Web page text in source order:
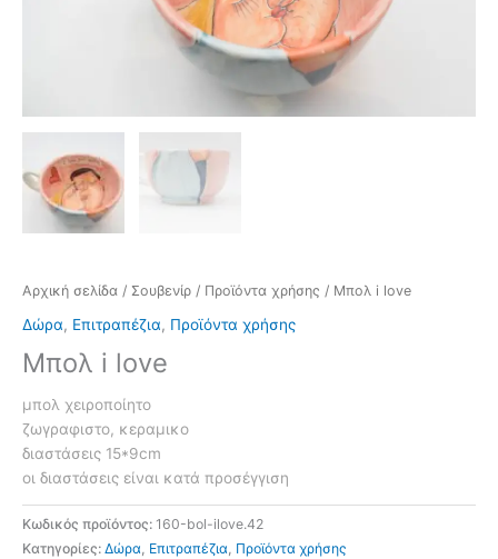
Αρχική σελίδα / Σουβενίρ / Προϊόντα χρήσης / Μπολ i love
Δώρα, Επιτραπέζια, Προϊόντα χρήσης
Μπολ i love
μπολ χειροποίητο
ζωγραφιστο, κεραμικο
διαστάσεις 15*9cm
οι διαστάσεις είναι κατά προσέγγιση
Κωδικός προϊόντος: 160-bol-ilove.42
Κατηγορίες: Δώρα, Επιτραπέζια, Προϊόντα χρήσης